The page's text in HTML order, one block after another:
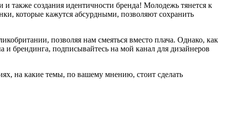
также создания идентичности бренда! Молодежь тянется к
которые кажутся абсурдными, позволяют сохранить
позволяя нам смеяться вместо плача. Однако, как
брендинга, подписывайтесь на мой канал для дизайнеров
на какие темы, по вашему мнению, стоит сделать